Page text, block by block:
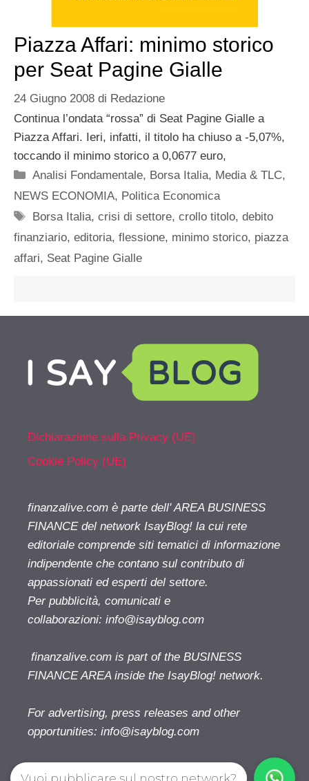
Piazza Affari: minimo storico
per Seat Pagine Gialle
24 Giugno 2008 di Redazione
Continua l’ondata “rossa” di Seat Pagine Gialle a
Piazza Affari. Ieri, infatti, il titolo ha chiuso a -5,07%,
toccando il minimo storico a 0,0677 euro,
Categorie
Analisi Fondamentale, Borsa Italia, Media & TLC,
NEWS ECONOMIA, Politica Economica
Tag
Borsa Italia,crisi di settore,crollo titolo,debito
finanziario, editoria, flessione, minimo storico, piazza
affari, Seat Pagine Gialle
Dichiarazione sulla Privacy (UE)
Cookie Policy (UE)
finanzalive.com è parte dell' AREA BUSINESS
FINANCE del network IsayBlog! la cui rete
editoriale comprende siti tematici di informazione
indipendente che contano sul contributo di
appassionati ed esperti del settore.
Per pubblicità, comunicati e
collaborazioni: info@isayblog.com
finanzalive.com is part of the BUSINESS
FINANCE AREA inside the IsayBlog! network.
For advertising, press releases and other
opportunities: info@isayblog.com
Vuoi pubblicare sul nostro network?